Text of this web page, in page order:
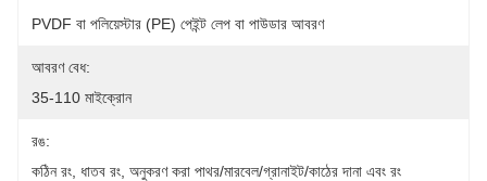
PVDF বা পলিয়েস্টার (PE) পেইন্ট লেপ বা পাউডার আবরণ
আবরণ বেধ:
35-110 মাইক্রোন
রঙ:
কঠিন রং, ধাতব রং, অনুকরণ করা পাথর/মারবেল/গ্রানাইট/কাঠের দানা এবং রং